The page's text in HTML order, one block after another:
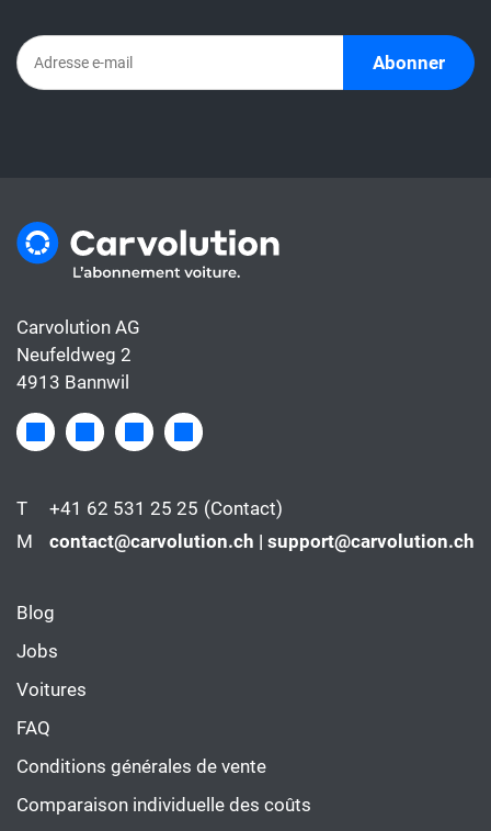
Abonner
Carvolution AG
Neufeldweg 2
4913 Bannwil
T +41 62 531 25 25 (Contact)
M
contact@carvolution.ch | support@carvolution.ch
Blog
Jobs
Voitures
FAQ
Conditions générales de vente
Comparaison individuelle des coûts